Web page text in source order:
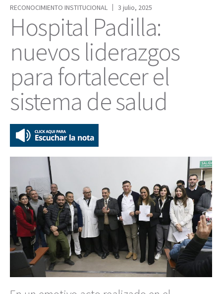
RECONOCIMIENTO INSTITUCIONAL
3 julio, 2025
Hospital Padilla:
nuevos liderazgos
para fortalecer el
sistema de salud